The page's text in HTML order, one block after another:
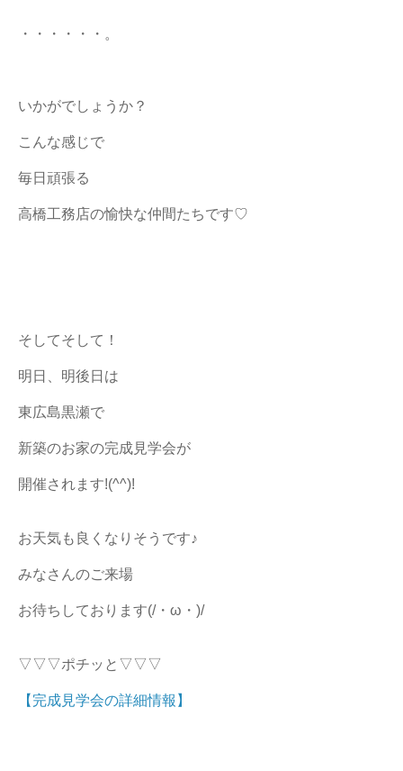
・・・・・・。
いかがでしょうか？
こんな感じで
毎日頑張る
高橋工務店の愉快な仲間たちです♡
そしてそして！
明日、明後日は
東広島黒瀬で
新築のお家の完成見学会が
開催されます!(^^)!
お天気も良くなりそうです♪
みなさんのご来場
お待ちしております(/・ω・)/
▽▽▽ポチッと▽▽▽
【完成見学会の詳細情報】